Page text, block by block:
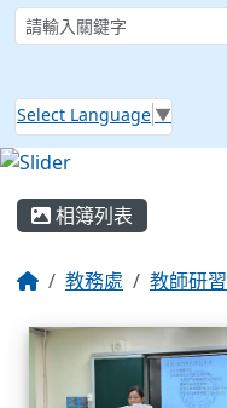
Select Language ▼
相簿列表
教務處 教師研習
相簿列表